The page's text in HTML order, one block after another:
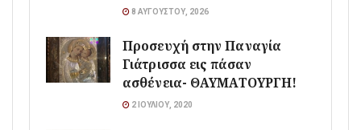
8 ΑΥΓΟΎΣΤΟΥ, 2026
Προσευχή στην Παναγία
Γιάτρισσα εις πάσαν
ασθένεια- ΘΑΥΜΑΤΟΥΡΓΗ!
2 ΙΟΥΛΊΟΥ, 2020